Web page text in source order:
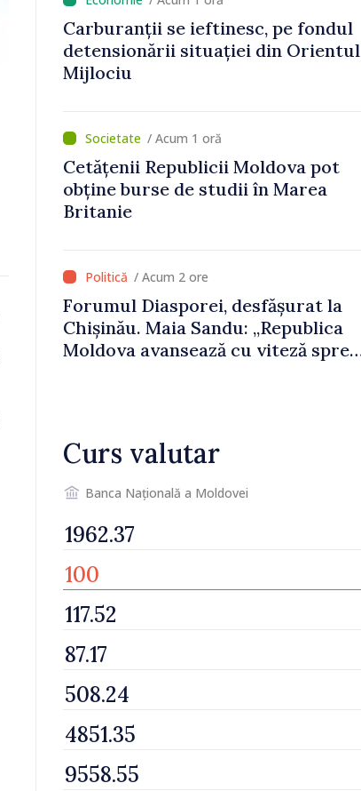
Carburanții se ieftinesc, pe fondul
detensionării situației din Orientul
Mijlociu
/ Acum 1 oră
Cetățenii Republicii Moldova pot
obține burse de studii în Marea
Britanie
/ Acum 2 ore
Forumul Diasporei, desfășurat la
Chișinău. Maia Sandu: „Republica
Moldova avansează cu viteză spre
Curs valutar
Banca Națională a Moldovei